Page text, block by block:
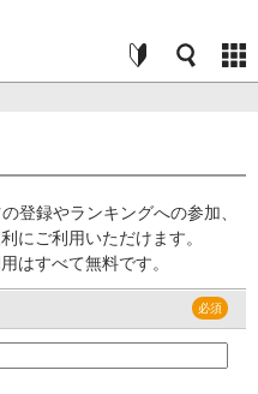
登録やランキングへの参加、
にご利用いただけます。
はすべて無料です。